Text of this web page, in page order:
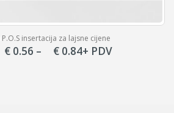
insertacija za lajsne cijene
€ 0.56 – € 0.84Price
+ PDV